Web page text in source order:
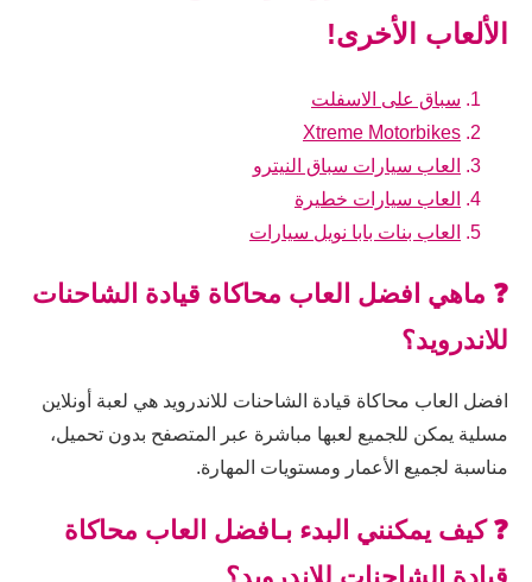
الألعاب الأخرى!
سباق على الاسفلت
Xtreme Motorbikes
العاب سيارات سباق النيترو
العاب سيارات خطيرة
العاب بنات بابا نويل سيارات
❓ ماهي افضل العاب محاكاة قيادة الشاحنات
للاندرويد؟
افضل العاب محاكاة قيادة الشاحنات للاندرويد هي لعبة أونلاين
مسلية يمكن للجميع لعبها مباشرة عبر المتصفح بدون تحميل،
مناسبة لجميع الأعمار ومستويات المهارة.
❓ كيف يمكنني البدء بـافضل العاب محاكاة